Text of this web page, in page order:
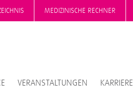
MEDIZINISCHE RECHNER
VERANSTALTUNGEN KARRIERE